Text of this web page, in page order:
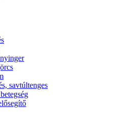
savtúltenges